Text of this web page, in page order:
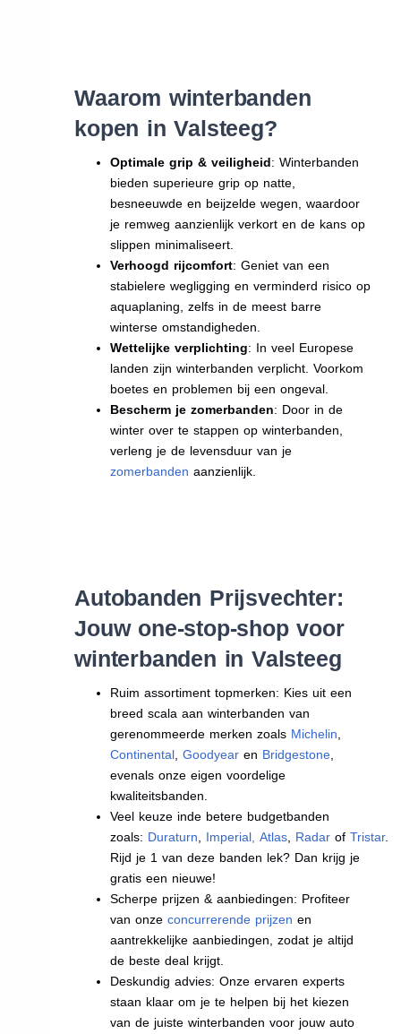
Waarom winterbanden
kopen in Valsteeg?
Optimale grip & veiligheid: Winterbanden
bieden superieure grip op natte,
besneeuwde en beijzelde wegen, waardoor
je remweg aanzienlijk verkort en de kans op
slippen minimaliseert.
Verhoogd rijcomfort: Geniet van een
stabielere wegligging en verminderd risico op
aquaplaning, zelfs in de meest barre
winterse omstandigheden.
Wettelijke verplichting: In veel Europese
landen zijn winterbanden verplicht. Voorkom
boetes en problemen bij een ongeval.
Bescherm je zomerbanden: Door in de
winter over te stappen op winterbanden,
verleng je de levensduur van je
zomerbanden aanzienlijk.
Autobanden Prijsvechter:
Jouw one-stop-shop voor
winterbanden in Valsteeg
Ruim assortiment topmerken: Kies uit een
breed scala aan winterbanden van
gerenommeerde merken zoals Michelin
Continental ,Goodyear en Bridgestone
evenals onze eigen voordelige
kwaliteitsbanden.
Veel keuze inde betere budgetbanden
zoals: Duraturn Imperial Atlas Radar ofTristar.
Rijd je 1 van deze banden lek? Dan krijg je
gratis een nieuwe!
Scherpe prijzen & aanbiedingen: Profiteer
van onzeconcurrerende prijzen en
aantrekkelijke aanbiedingen, zodat je altijd
de beste deal krijgt.
Deskundig advies: Onze ervaren experts
staan klaar om je te helpen bij het kiezen
van de juiste winterbanden voor jouw auto